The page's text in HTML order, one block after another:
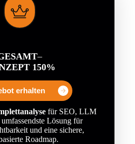
–
150%
erhalten
für SEO, LLM
Lösung für
und eine sichere,
Roadmap.